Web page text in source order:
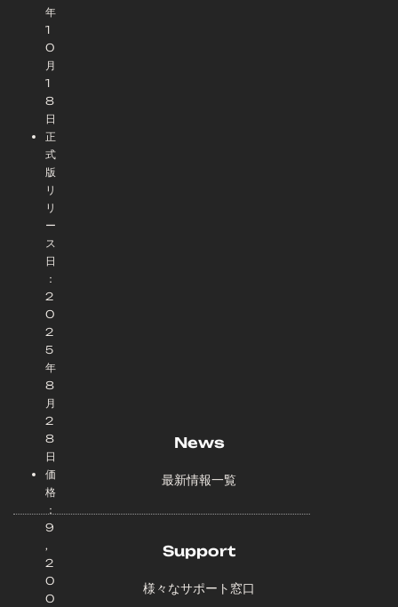
年
1
0
月
1
8
日
正
式
版
リ
リ
ー
ス
日
：
2
0
2
5
年
8
月
2
8
日
価
格
：
9
,
2
0
0
News
最新情報一覧
Support
様々なサポート窓口